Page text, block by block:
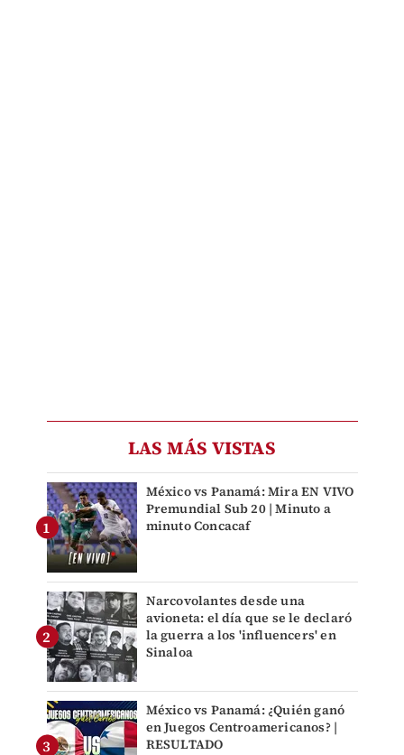
LAS MÁS VISTAS
México vs Panamá: Mira EN VIVO
Premundial Sub 20 | Minuto a
minuto Concacaf
Narcovolantes desde una
avioneta: el día que se le declaró
la guerra a los 'influencers' en
Sinaloa
México vs Panamá: ¿Quién ganó
en Juegos Centroamericanos? |
RESULTADO